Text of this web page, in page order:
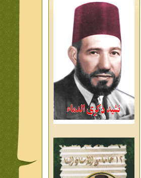
حكايات من التراث الجزء الاول
من اعلام الاخوان المسلمين
المعاصرين الجزء الثانى
ديوان شعر الاخوان فى القلب
تاليف الشيخ على متولى
تفاصيل جنازة الشهيد احمد
النيسى وعمر شاهين 1952
جمعه امين ومواقف ساعدت
الامام البنا فى تكوين شخصي
الاستاذ جمعه امين وعبقرية
الامام البنا
الشمائل المحمديه دكتور يحيى
من تراث د احمد العسال امس
واليوم والغد
من تراث د احمد العسال
العلمانية